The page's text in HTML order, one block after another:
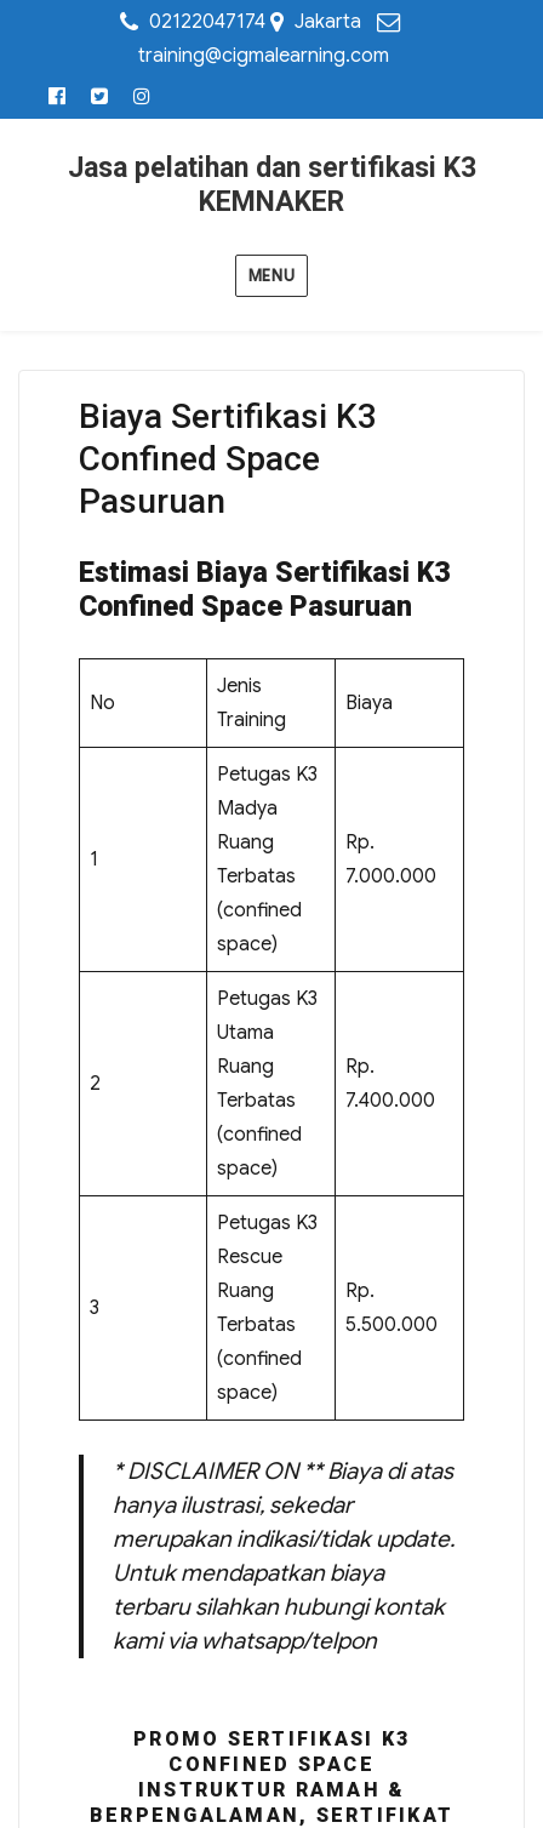
02122047174
Jakarta
training@cigmalearning.com
Jasa pelatihan dan sertifikasi K3
KEMNAKER
MENU
Biaya Sertifikasi K3
Confined Space
Pasuruan
Estimasi Biaya Sertifikasi K3
Confined Space Pasuruan
No
Jenis
Training
Biaya
1
Petugas K3
Madya
Ruang
Terbatas
(confined
space)
Rp.
7.000.000
2
Petugas K3
Utama
Ruang
Terbatas
(confined
space)
Rp.
7.400.000
3
Petugas K3
Rescue
Ruang
Terbatas
(confined
space)
Rp.
5.500.000
* DISCLAIMER ON ** Biaya di atas
hanya ilustrasi, sekedar
merupakan indikasi/tidak update.
Untuk mendapatkan biaya
terbaru silahkan hubungi kontak
kami via whatsapp/telpon
PROMO SERTIFIKASI K3
CONFINED SPACE
INSTRUKTUR RAMAH &
BERPENGALAMAN, SERTIFIKAT